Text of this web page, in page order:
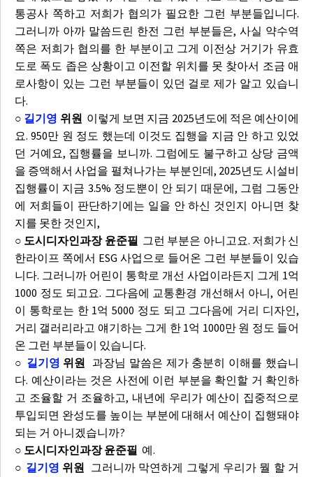
통공사 쪽하고 저희가 협의가 필요한 그런 부분들입니다.
그러니까 아까 말씀드린 한전 그런 부분들은, 사실 약수역
쪽은 저희가 협의를 한 부분이고 그게 이전상 거기가 유효
도로 폭도 좁은 상황이고 이전할 위치를 못 찾아서 조금 애
로사항이 있는 그런 부분들이 있던 걸로 제가 알고 있습니
다.
○ 길기영 위원 이렇게 보면 지금 2025년도에 적은 예산이에
요. 950만 원 정도 했는데 이것도 집행을 지금 안 하고 있었
던 거예요, 집행률을 보니까. 그럼에도 불구하고 상당 금액
을 증액해서 사업을 펼쳐나가는 부분인데, 2025년도 시설비
집행률이 지금 3.5% 정도뿐이 안 되기 때문에, 그럼 그동안
에 저희들이 판단하기에는 일을 안 하신 것인지 아니면 찾
지를 못한 것인지,
○ 도시디자인과장 윤준필 그런 부분은 아니고요. 저희가 신
한라이프 쪽에서 ESG 사업으로 들어온 그런 부분들이 있습
니다. 그러니까 어린이 통학로 개선 사업이라든지 그게 1억
1000 정도 되고요. 그다음에 교통환경 개선해서 아니, 어린
이 통학로는 한 1억 5000 정도 되고 그다음에 거리 디자인,
거리 갤러리라고 얘기하는 그게 한 1억 1000만 원 정도 들어
온 그런 부분들이 있습니다.
○ 길기영 위원 과장님 말씀은 제가 충분히 이해를 했습니
다. 예산이라는 것은 사전에 이런 부분을 확인할 거 확인하
고 조율할 거 조율하고, 내년에 우리가 예산이 집중적으로
투입되면 완성도를 높이는 부분에 대해서 예산이 집행돼야
되는 거 아니겠습니까?
○ 도시디자인과장 윤준필 예.
○ 길기영 위원 그러니까 막연하게 그렇게 우리가 뭘 할 거